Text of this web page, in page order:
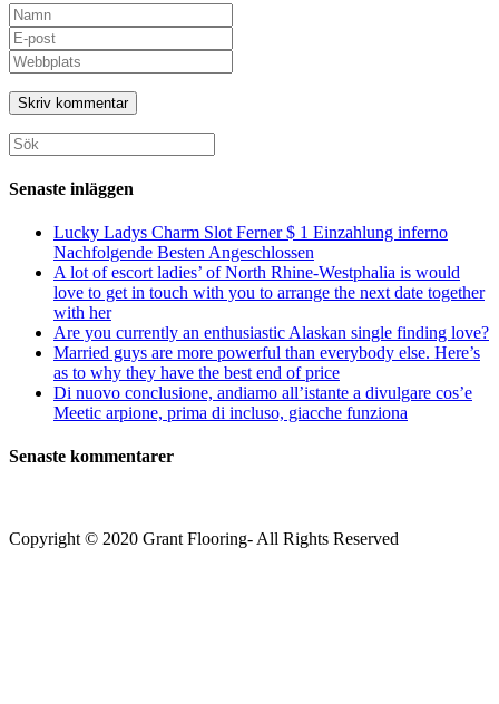
Ange
ditt
namn
eller
användarnamn
för
att
kommentera
Ange
din
e-
postadress
för
att
kommentera
Ange
URL
till
din
webbplats
(valfritt)
Sök
efter:
Senaste inläggen
Lucky Ladys Charm Slot Ferner $ 1 Einzahlung inferno
Nachfolgende Besten Angeschlossen
A lot of escort ladies’ of North Rhine-Westphalia is would
love to get in touch with you to arrange the next date together
with her
Are you currently an enthusiastic Alaskan single finding love?
Married guys are more powerful than everybody else. Here’s
as to why they have the best end of price
Di nuovo conclusione, andiamo all’istante a divulgare cos’e
Meetic arpione, prima di incluso, giacche funziona
Senaste kommentarer
Copyright © 2020 Grant Flooring- All Rights Reserved